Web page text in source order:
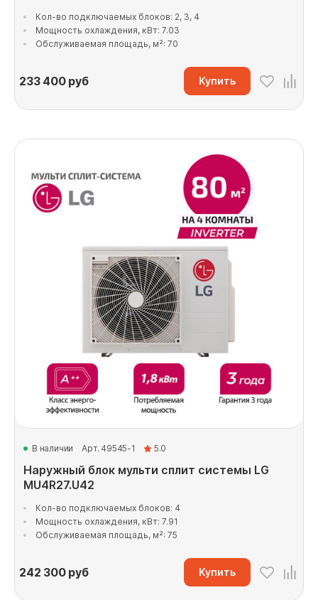
Кол-во подключаемых блоков: 2, 3, 4
Мощность охлаждения, кВт: 7.03
Обслуживаемая площадь, м²: 70
233 400руб Купить
В наличии Арт. 49545-1 5.0
Наружный блок мульти сплит системы LG
MU4R27.U42
Кол-во подключаемых блоков: 4
Мощность охлаждения, кВт: 7.91
Обслуживаемая площадь, м²: 75
242 300руб Купить